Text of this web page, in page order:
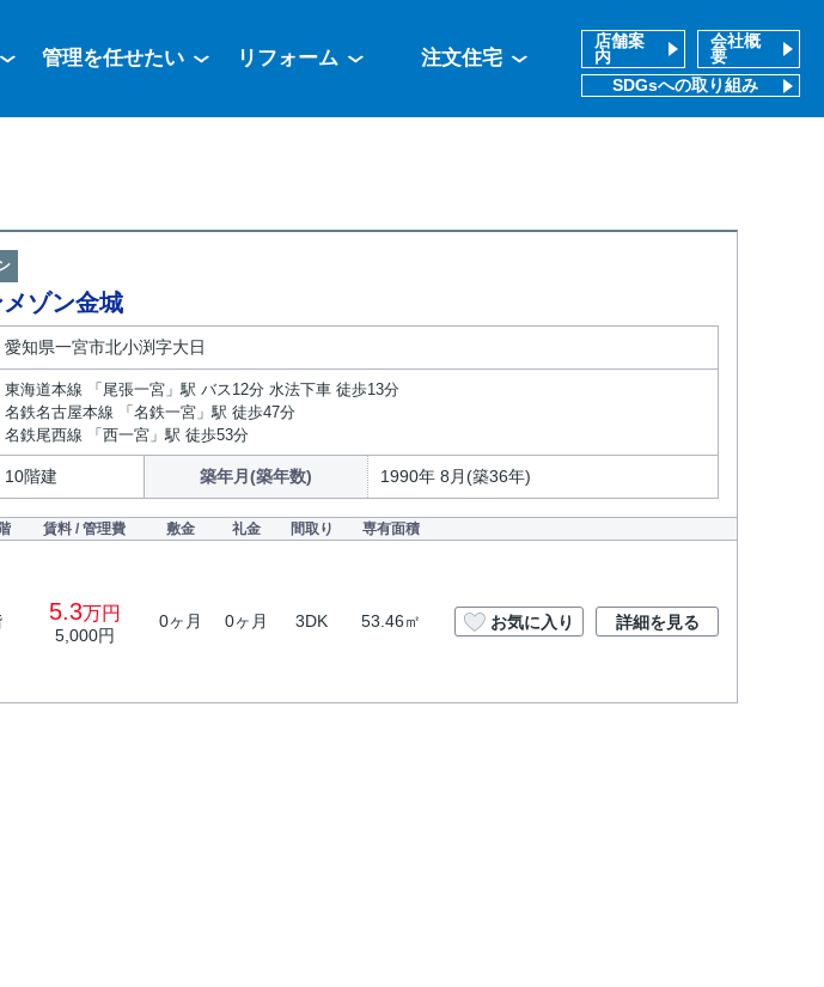
管理を任せたい リフォーム 注文住宅
店舗案
内
会社概
要
SDGsへの取り組み
ゾン金城
愛知県一宮市北小渕字大日
東海道本線 「尾張一宮」駅 バス12分 水法下車 徒歩13分
名鉄名古屋本線 「名鉄一宮」駅 徒歩47分
名鉄尾西線 「西一宮」駅 徒歩53分
10階建 築年月(築年数) 1990年 8月(築36年)
賃料 / 管理費 敷金 礼金 間取り 専有面積
5.3万円
5,000円
0ヶ月 0ヶ月 3DK 53.46㎡ お気に入り 詳細を見る